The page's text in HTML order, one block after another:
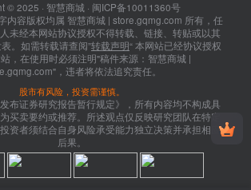
© 2025 · 智慧商城 · 闽ICP备10011360号
内容版权均属 智慧商城 | store.gqmg.com 所有，任
未经本网站协议授权不得转载、链接、转贴或以其
。如需转载请查阅”转载声明“ 本网站已经协议授权
，在使用时必须注明"稿件来源：智慧商城 |
，违者将依法追究责任。
股市有风险，投资需谨慎。
布证券研究报告暂行规定》，所有内容均不构成具
买卖要约或推荐。所述观点仅反映研究团队在特定
资者须结合自身风险承受能力独立决策并承担相应
后果。